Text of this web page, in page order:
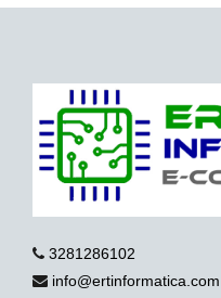
3281286102
info@ertinformatica.com